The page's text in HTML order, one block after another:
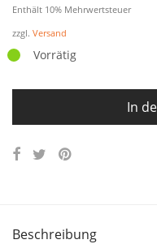
Enthält 10% Mehrwertsteuer
zzgl. Versand
Vorrätig
In
Beschreibung